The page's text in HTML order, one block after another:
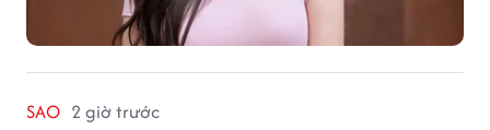
SAO 2 giờ trước